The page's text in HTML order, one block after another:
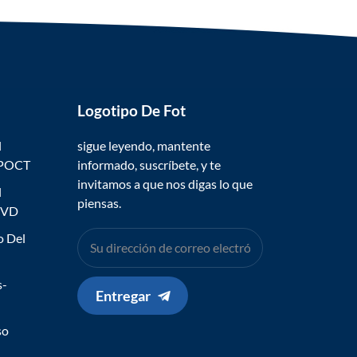
Del
Logotipo De Fot
sigue leyendo, mantente
informado, suscríbete, y te
invitamos a que nos digas lo que
piensas.
Entregar